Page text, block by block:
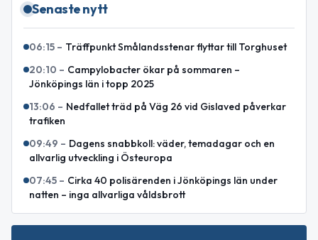
Senaste nytt
06:15 – Träffpunkt Smålandsstenar flyttar till Torghuset
20:10 – Campylobacter ökar på sommaren –
Jönköpings län i topp 2025
13:06 – Nedfallet träd på Väg 26 vid Gislaved påverkar
trafiken
09:49 – Dagens snabbkoll: väder, temadagar och en
allvarlig utveckling i Östeuropa
07:45 – Cirka 40 polisärenden i Jönköpings län under
natten – inga allvarliga våldsbrott